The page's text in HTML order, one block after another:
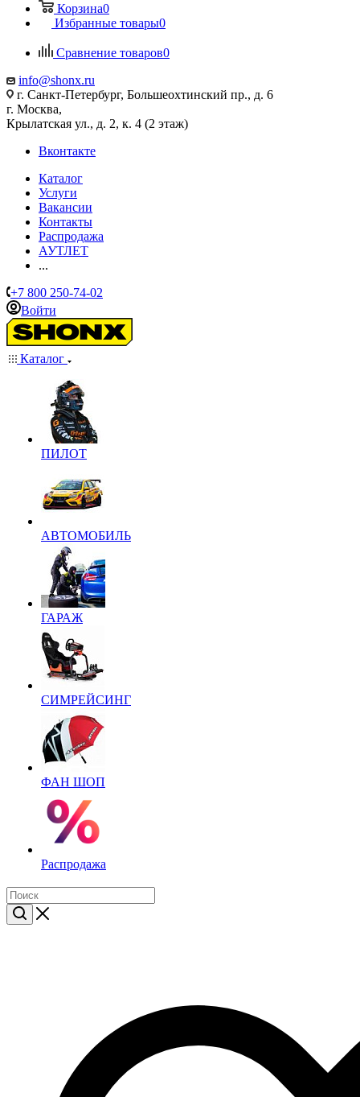
Корзина0
Избранные товары0
Сравнение товаров0
info@shonx.ru
г. Санкт-Петербург, Большеохтинский пр., д. 6
г. Москва,
Крылатская ул., д. 2, к. 4 (2 этаж)
Вконтакте
Каталог
Услуги
Вакансии
Контакты
Распродажа
АУТЛЕТ
...
+7 800 250-74-02
Войти
Каталог
ПИЛОТ
АВТОМОБИЛЬ
ГАРАЖ
СИМРЕЙСИНГ
ФАН ШОП
Распродажа